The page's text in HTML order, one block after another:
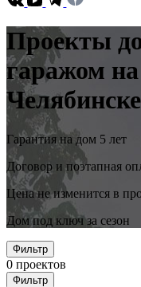
Проекты
гаражом
Челябинске
Гарантия на дом 5 лет
Договор и поэтапная
Цена не изменится в
Дом под ключ за сезон
Фильтр
0 проектов
Фильтр